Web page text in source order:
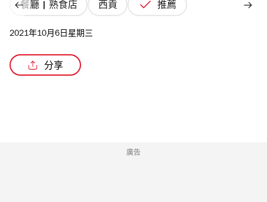
餐廳 | 熟食店 西貢 推薦
2021年10月6日星期三
分享
廣告